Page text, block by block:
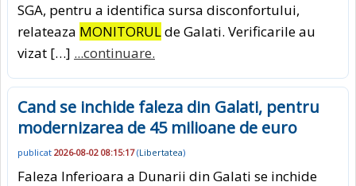
SGA, pentru a identifica sursa disconfortului,
relateaza MONITORULde Galati. Verificarile au
vizat […] ...continuare.
Cand se inchide faleza din Galati, pentru
modernizarea de 45 milioane de euro
publicat 2026-08-02 08:15:17(Libertatea)
Faleza Inferioara a Dunarii din Galati se inchide